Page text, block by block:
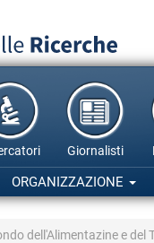
Giornalisti
ORGANIZZAZIONE
dell'Alimentazine e del